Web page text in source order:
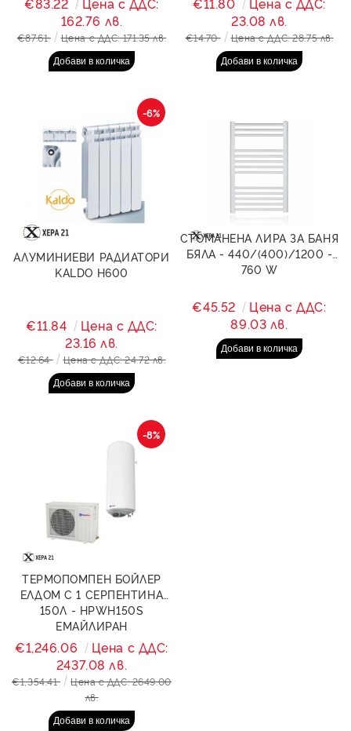
162.76 лв.
€87.61 Цена с ДДС: 171.35 лв.
23.08 лв.
€14.70 Цена с ДДС: 28.75 лв.
АЛУМИНИЕВИ РАДИАТОРИ
KALDO H600
-6%
€11.84
Цена с ДДС:
23.16 лв.
€12.64 Цена с ДДС: 24.72 лв.
СТОМАНЕНА ЛИРА ЗА БАНЯ
БЯЛА - 440/(400)/1200 -
760 W
€45.52
Цена с ДДС:
89.03 лв.
ТЕРМОПОМПЕН БОЙЛЕР
ЕЛДОМ С 1 СЕРПЕНТИНА
150Л - HPWH150S
ЕМАЙЛИРАН
ВОДОСЪДЪРЖАТЕЛ
-8%
€1,246.06
Цена с ДДС:
2437.08 лв.
€1,354.41
Цена с ДДС: 2649.00
лв.